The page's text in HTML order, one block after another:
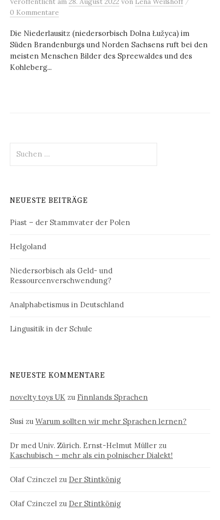
0 Kommentare
Die Niederlausitz (niedersorbisch Dolna Łužyca) im
Süden Brandenburgs und Norden Sachsens ruft bei den
meisten Menschen Bilder des Spreewaldes und des
Kohleberg...
nach:
NEUESTE BEITRÄGE
Piast – der Stammvater der Polen
Helgoland
Niedersorbisch als Geld- und
Ressourcenverschwendung?
Analphabetismus in Deutschland
Lingusitik in der Schule
NEUESTE KOMMENTARE
novelty toys UK zu Finnlands Sprachen
Susi zu Warum sollten wir mehr Sprachen lernen?
Dr med Univ. Zürich. Ernst-Helmut Müller zu
Kaschubisch – mehr als ein polnischer Dialekt!
Olaf Czinczel zu Der Stintkönig
Olaf Czinczel zu Der Stintkönig